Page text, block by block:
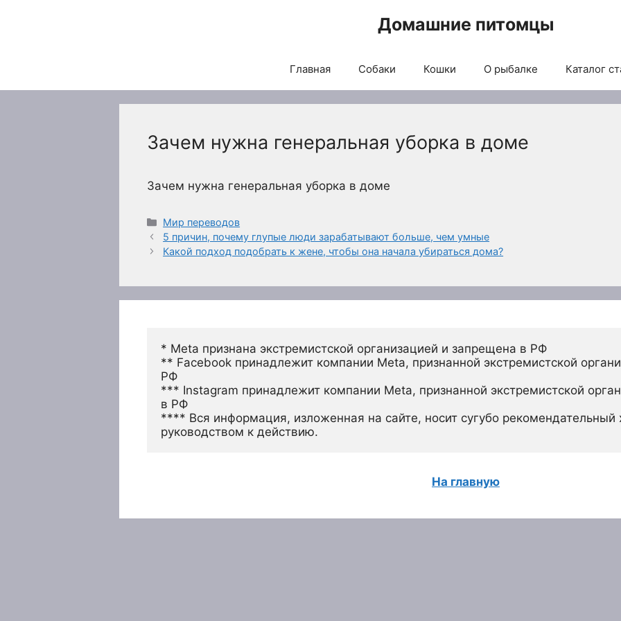
Домашние питомцы
Главная Собаки Кошки О рыбалке Каталог
Зачем нужна генеральная уборка в доме
Зачем нужна генеральная уборка в доме
Рубрики
Мир переводов
5 причин, почему глупые люди зарабатывают больше, чем умные
Какой подход подобрать к жене, чтобы она начала убираться дома?
* Meta признана экстремистской организацией и запрещена в РФ
** Facebook принадлежит компании Meta, признанной экстремистской
РФ
*** Instagram принадлежит компании Meta, признанной экстремистской
в РФ
**** Вся информация, изложенная на сайте, носит сугубо рекомендательный
руководством к действию.
На главную